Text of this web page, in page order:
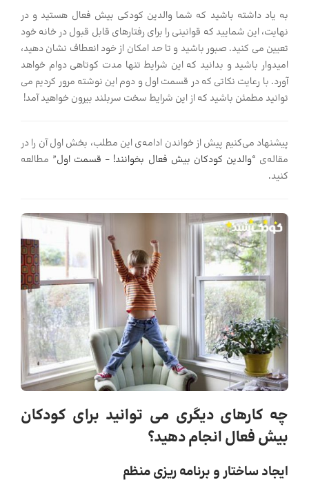
به یاد داشته باشید که شما والدین کودکی بیش فعال هستید و در
نهایت، این شمایید که قوانینی را برای رفتارهای قابل قبول در خانه خود
تعیین می کنید. صبور باشید و تا حد امکان از خود انعطاف نشان دهید،
امیدوار باشید و بدانید که این شرایط تنها مدت کوتاهی دوام خواهد
آورد. با رعایت نکاتی که در قسمت اول و دوم این نوشته مرور کردیم می
توانید مطمئن باشید که از این شرایط سخت سربلند بیرون خواهید آمد!
پیشنهاد می‌کنیم پیش از خواندن ادامه‌ی این مطلب، بخش اول آن را در
مقاله‌ی “والدین کودکان بیش فعال بخوانند! – قسمت اول” مطالعه
کنید.
چه کارهای دیگری می توانید برای کودکان
بیش فعال انجام دهید؟
ایجاد ساختار و برنامه ریزی منظم